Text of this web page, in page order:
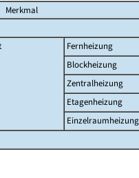
Merkmal
Fernheizung
Blockheizung
Zentralheizung
Etagenheizung
Einzelraumheizung